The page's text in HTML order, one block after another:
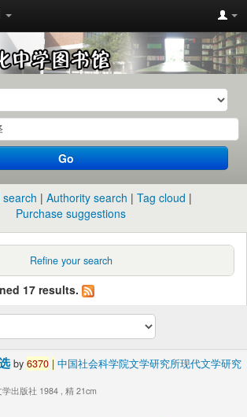
Go
Authority search
Tag cloud
Purchase suggestions
Refine your search
17 results.
by6370 | 中国社会科学院文学研究所现代文学研究
出版社 1984 , 精 21cm